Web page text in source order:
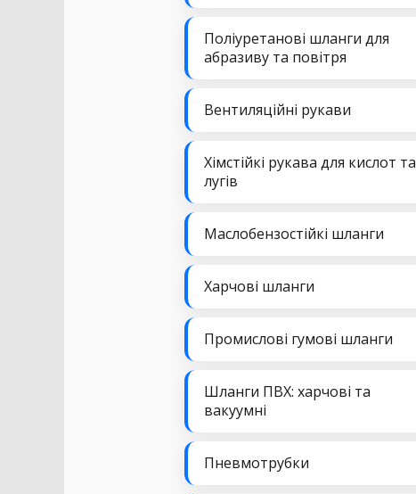
Поліуретанові шланги для
абразиву та повітря
Вентиляційні рукави
Хімстійкі рукава для кислот та
лугів
Маслобензостійкі шланги
Харчові шланги
Промислові гумові шланги
Шланги ПВХ: харчові та
вакуумні
Пневмотрубки